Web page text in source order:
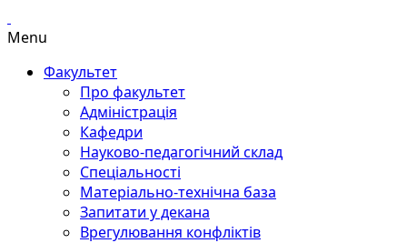
Menu
Факультет
Про факультет
Адміністрація
Кафедри
Науково-педагогічний склад
Спеціальності
Матеріально-технічна база
Запитати у декана
Врегулювання конфліктів